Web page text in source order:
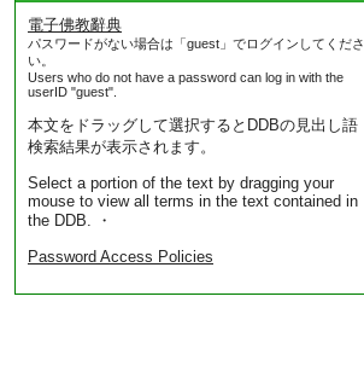
電子佛教辭典
パスワードがない場合は「guest」でログインしてくださ
い。
Users who do not have a password can log in with the
userID "guest".
本文をドラッグして選択するとDDBの見出し語
検索結果が表示されます。
Select a portion of the text by dragging your
mouse to view all terms in the text contained in
the DDB. ・
Password Access Policies